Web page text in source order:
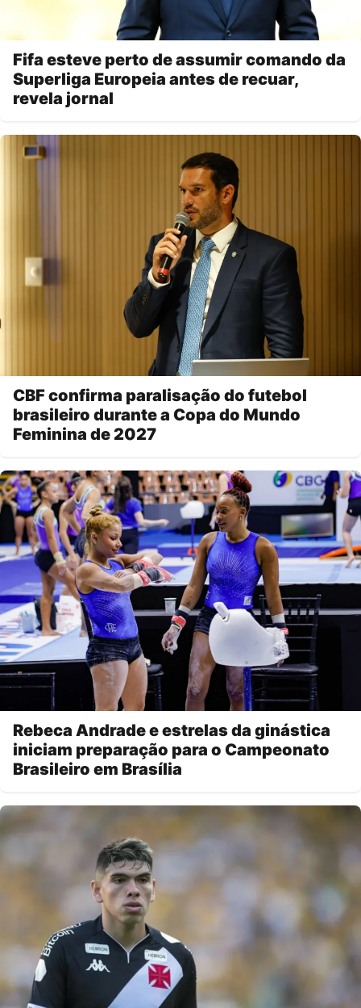
Fifa esteve perto de assumir comando da
Superliga Europeia antes de recuar,
revela jornal
CBF confirma paralisação do futebol
brasileiro durante a Copa do Mundo
Feminina de 2027
Rebeca Andrade e estrelas da ginástica
iniciam preparação para o Campeonato
Brasileiro em Brasília